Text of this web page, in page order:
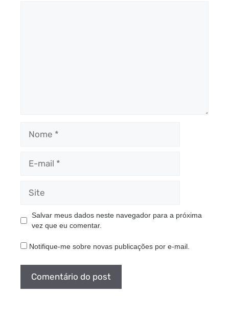
mail
Salvar meus dados neste navegador para a próxima
vez que eu comentar.
Notifique-me sobre novas publicações por e-mail.